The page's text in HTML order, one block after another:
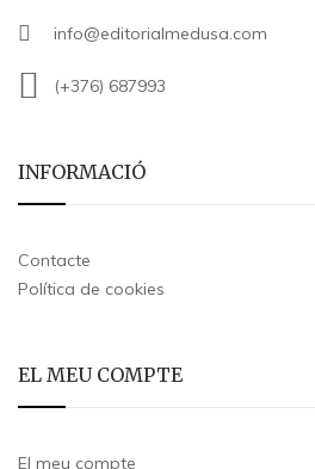
info@editorialmedusa.com
(+376) 687993
INFORMACIÓ
Contacte
Política de cookies
EL MEU COMPTE
El meu compte